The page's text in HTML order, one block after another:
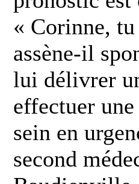
« Corinne,
assène-il
lui délivrer
effectuer
sein en
second